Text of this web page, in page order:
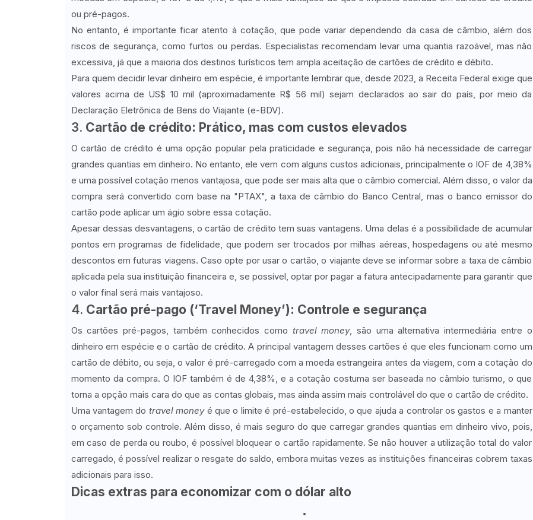
ou pré-pagos.
No entanto, é importante ficar atento à cotação, que pode variar dependendo da casa de câmbio, além dos
riscos de segurança, como furtos ou perdas. Especialistas recomendam levar uma quantia razoável, mas não
excessiva, já que a maioria dos destinos turísticos tem ampla aceitação de cartões de crédito e débito.
Para quem decidir levar dinheiro em espécie, é importante lembrar que, desde 2023, a Receita Federal exige que
valores acima de US$ 10 mil (aproximadamente R$ 56 mil) sejam declarados ao sair do país, por meio da
Declaração Eletrônica de Bens do Viajante (e-BDV).
3. Cartão de crédito: Prático, mas com custos elevados
O cartão de crédito é uma opção popular pela praticidade e segurança, pois não há necessidade de carregar
grandes quantias em dinheiro. No entanto, ele vem com alguns custos adicionais, principalmente o IOF de 4,38%
e uma possível cotação menos vantajosa, que pode ser mais alta que o câmbio comercial. Além disso, o valor da
compra será convertido com base na "PTAX", a taxa de câmbio do Banco Central, mas o banco emissor do
cartão pode aplicar um ágio sobre essa cotação.
Apesar dessas desvantagens, o cartão de crédito tem suas vantagens. Uma delas é a possibilidade de acumular
pontos em programas de fidelidade, que podem ser trocados por milhas aéreas, hospedagens ou até mesmo
descontos em futuras viagens. Caso opte por usar o cartão, o viajante deve se informar sobre a taxa de câmbio
aplicada pela sua instituição financeira e, se possível, optar por pagar a fatura antecipadamente para garantir que
o valor final será mais vantajoso.
4. Cartão pré-pago (‘Travel Money’): Controle e segurança
Os cartões pré-pagos, também conhecidos como travel money, são uma alternativa intermediária entre o
dinheiro em espécie e o cartão de crédito. A principal vantagem desses cartões é que eles funcionam como um
cartão de débito, ou seja, o valor é pré-carregado com a moeda estrangeira antes da viagem, com a cotação do
momento da compra. O IOF também é de 4,38%, e a cotação costuma ser baseada no câmbio turismo, o que
torna a opção mais cara do que as contas globais, mas ainda assim mais controlável do que o cartão de crédito.
Uma vantagem do travel moneyé que o limite é pré-estabelecido, o que ajuda a controlar os gastos e a manter
o orçamento sob controle. Além disso, é mais seguro do que carregar grandes quantias em dinheiro vivo, pois,
em caso de perda ou roubo, é possível bloquear o cartão rapidamente. Se não houver a utilização total do valor
carregado, é possível realizar o resgate do saldo, embora muitas vezes as instituições financeiras cobrem taxas
adicionais para isso.
Dicas extras para economizar com o dólar alto